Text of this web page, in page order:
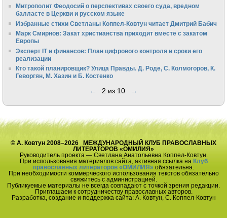
Митрополит Феодосий о перспективах своего суда, вредном
балласте в Церкви и русском языке
Избранные стихи Светланы Коппел-Ковтун читает Дмитрий Бабич
Марк Смирнов: Закат христианства приходит вместе с закатом
Европы
Эксперт IT и финансов: План цифрового контроля и сроки его
реализации
Кто такой планировщик? Улица Правды. Д. Роде, С. Колмогоров, К.
Геворгян, М. Хазин и Б. Костенко
← 2 из 10 →
© А. Ковтун 2008–2026 МЕЖДУНАРОДНЫЙ КЛУБ ПРАВОСЛАВНЫХ
ЛИТЕРАТОРОВ «ОМИЛИЯ»
Руководитель проекта — Светлана Анатольевна Коппел-Ковтун.
При использования материалов сайта, активная ссылка на Клуб
православных литераторов «ОМИЛИЯ» обязательна.
При необходимости коммерческого использования текстов обязательно
свяжитесь с администрацией.
Публикуемые материалы не всегда совпадают с точкой зрения редакции.
Приглашаем к сотрудничеству православных авторов.
Разработка, создание и поддержка сайта: А. Ковтун, С. Коппел-Ковтун